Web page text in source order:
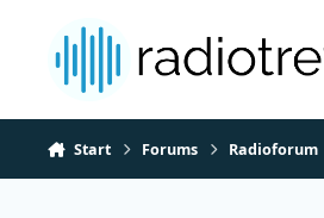
Start Forums Radioforum